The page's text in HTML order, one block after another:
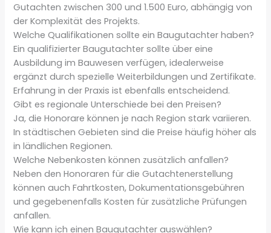
Gutachten zwischen 300 und 1.500 Euro, abhängig von
der Komplexität des Projekts.
Welche Qualifikationen sollte ein Baugutachter haben?
Ein qualifizierter Baugutachter sollte über eine
Ausbildung im Bauwesen verfügen, idealerweise
ergänzt durch spezielle Weiterbildungen und Zertifikate.
Erfahrung in der Praxis ist ebenfalls entscheidend.
Gibt es regionale Unterschiede bei den Preisen?
Ja, die Honorare können je nach Region stark variieren.
In städtischen Gebieten sind die Preise häufig höher als
in ländlichen Regionen.
Welche Nebenkosten können zusätzlich anfallen?
Neben den Honoraren für die Gutachtenerstellung
können auch Fahrtkosten, Dokumentationsgebühren
und gegebenenfalls Kosten für zusätzliche Prüfungen
anfallen.
Wie kann ich einen Baugutachter auswählen?